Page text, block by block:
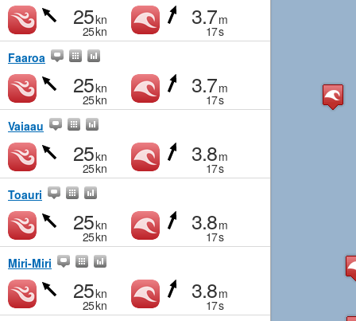
25kn
25kn
3.7m
17s
Faaroa
25kn
25kn
3.7m
17s
Vaiaau
25kn
25kn
3.8m
17s
Toauri
25kn
25kn
3.8m
17s
Miri-Miri
25kn
25kn
3.8m
17s